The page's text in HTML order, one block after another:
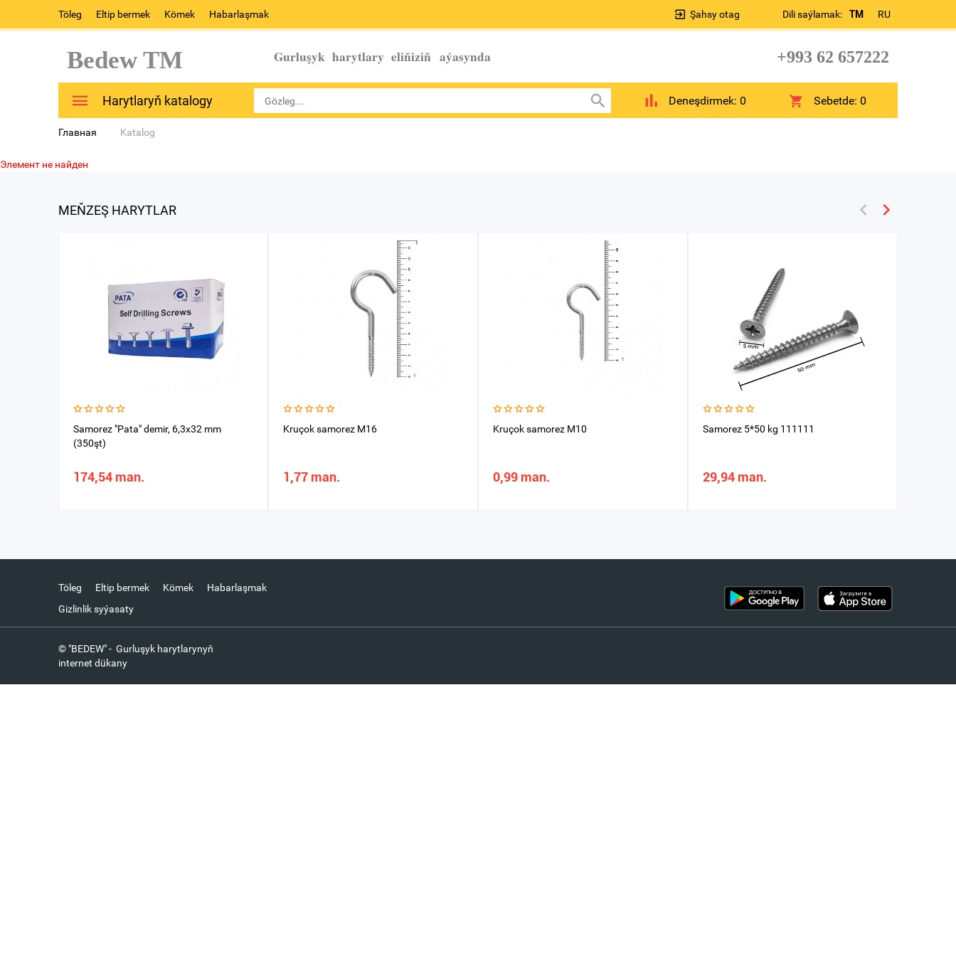
Töleg Eltip bermek Kömek Habarlaşmak Dili saýlamak: TM RU
Şahsy otag
Bedew TM Gurluşyk harytlary eliňiziň aýasynda +993 62 657222
Harytlaryň katalogy Deneşdirmek: 0 Sebetde:0
Главная Katalog
Элемент не найден
MEŇZEŞ HARYTLAR
Samorez "Pata" demir, 6,3x32 mm
(350şt)
174,54 man.
Kruçok samorez M16
1,77 man.
Kruçok samorez M10
0,99 man.
Samorez 5*50 kg 111111
29,94 man.
Töleg Eltip bermek Kömek
Habarlaşmak
Gizlinlik syýasaty
© "BEDEW" - Gurluşyk harytlarynyň
internet dükany